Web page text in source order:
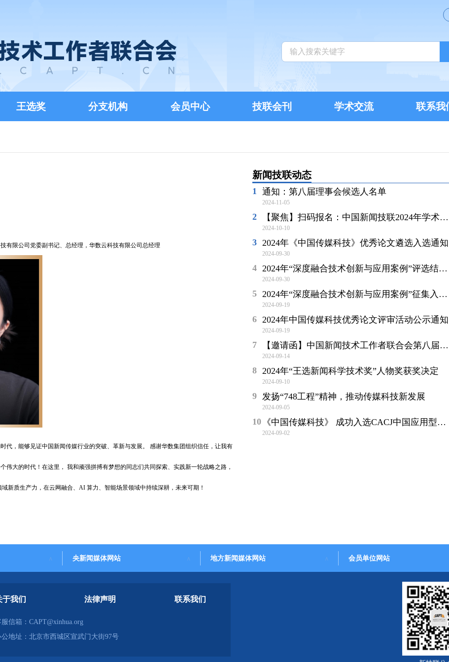
王选奖 分支机构 会员中心 技联会刊 学术交流 联系我
有限公司党委副书记、总经理，华数云科技有限公司 总经理
代，能够见证中国新闻传媒行业的突破、革新与发展。 感谢华数集团组织信任，让我有
伟大的时代！在这里， 我和顽强拼搏有梦想的同志们共同探索、实践新一轮战略之路，
新质生产力，在云网融合、 AI 算力、智能场景领域中持续深耕，未来可期！
新闻技联动态
通知：第八届理事会候选人名单
2024-11-05
【聚焦】扫码报名：中国新闻技联2024年学术年会
2024-10-10
2024年《中国传媒科技》优秀论文遴选入选通知
2024-09-30
2024年“深度融合技术创新与应用案例”评选结果公告
2024-09-30
2024年“深度融合技术创新与应用案例”征集入选名单公示
2024-09-19
2024年中国传媒科技优秀论文评审活动公示通知
2024-09-19
【邀请函】中国新闻技术工作者联合会第八届会员代表大会、2024 年学术年会暨“王选新闻科学技术奖”颁奖大会
2024-09-14
2024年“王选新闻科学技术奖”人物奖获奖决定
2024-09-10
发扬“748工程”精神，推动传媒科技新发展
2024-09-05
《中国传媒科技》 成功入选CACJ中国应用型核心期刊扩展版
2024-09-02
央新闻媒体网站 地方新闻媒体网站 会员单位网站
于我们 法律声明 联系我们
服信箱：CAPT@xinhua.org
公地址：北京市西城区宣武门大街97号